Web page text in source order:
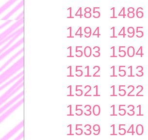
1485 1486
1494 1495
1503 1504
1512 1513
1521 1522
1530 1531
1539 1540